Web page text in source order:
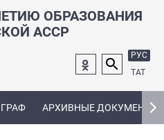
ОБРАЗОВАНИЯ
АССР
РУС
ТАТ
АРХИВНЫЕ ДОКУМЕНТЫ